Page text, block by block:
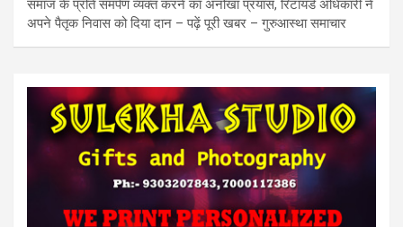
समाज के प्रति समर्पण व्यक्त करने का अनोखा प्रयास, रिटायर्ड अधिकारी ने
अपने पैतृक निवास को दिया दान – पढ़ें पूरी खबर – गुरुआस्था समाचार